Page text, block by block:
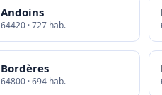
Andoins
64420 · 727 hab.
Bordères
64800 · 694 hab.